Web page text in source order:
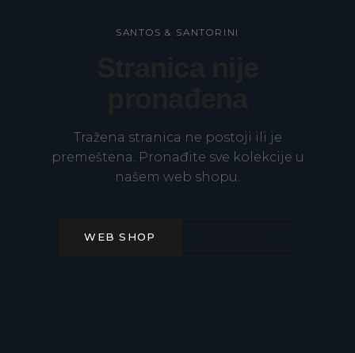
SANTOS & SANTORINI
Tražena stranica ne postoji ili je
premeštena. Pronađite sve kolekcije u
našem web shopu.
WEB SHOP